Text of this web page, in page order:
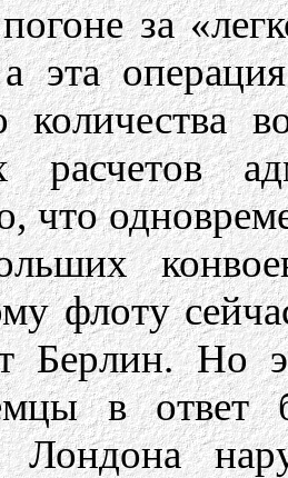
за
эта
количества
расчетов
что
флоту
Берлин. Но
в ответ
Лондона